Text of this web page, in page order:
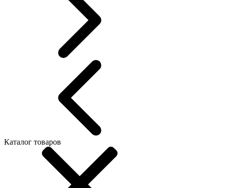
Каталог товаров